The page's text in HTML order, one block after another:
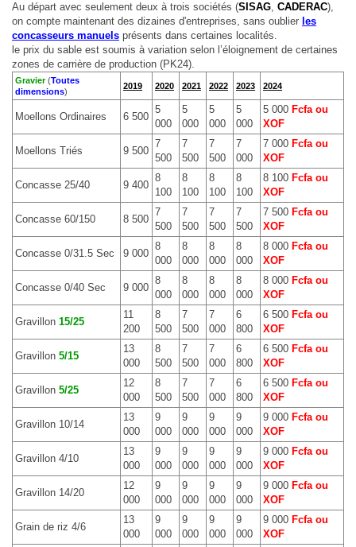
Au départ avec seulement deux à trois sociétés (SISAG, CADERAC),
on compte maintenant des dizaines d'entreprises, sans oublier les
concasseurs manuels présents dans certaines localités.
le prix du sable est soumis à variation selon l’éloignement de certaines
zones de carrière de production (PK24).
Gravier(Toutes
dimensions)
2019 2020 2021 2022 2023 2024
Moellons Ordinaires 6 500
5
000
5
000
5
000
5
000
5 000 Fcfa ou
XOF
Moellons Triés 9 500
7
500
7
500
7
500
7
000
7 000 Fcfa ou
XOF
Concasse 25/40 9 400
8
100
8
100
8
100
8
100
8 100 Fcfa ou
XOF
Concasse 60/150 8 500
7
500
7
500
7
500
7
500
7 500 Fcfa ou
XOF
Concasse 0/31.5 Sec 9 000
8
000
8
000
8
000
8
000
8 000 Fcfa ou
XOF
Concasse 0/40 Sec 9 000
8
000
8
000
8
000
8
000
8 000 Fcfa ou
XOF
Gravillon 15/25
11
200
8
500
7
500
7
000
6
800
6 500 Fcfa ou
XOF
Gravillon 5/15
13
000
8
500
7
500
7
000
6
800
6 500 Fcfa ou
XOF
Gravillon 5/25
12
000
8
500
7
500
7
000
6
800
6 500 Fcfa ou
XOF
Gravillon 10/14
13
000
9
000
9
000
9
000
9
000
9 000 Fcfa ou
XOF
Gravillon 4/10
13
000
9
000
9
000
9
000
9
000
9 000 Fcfa ou
XOF
Gravillon 14/20
12
000
9
000
9
000
9
000
9
000
9 000 Fcfa ou
XOF
Grain de riz 4/6
13
000
9
000
9
000
9
000
9
000
9 000 Fcfa ou
XOF